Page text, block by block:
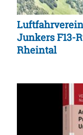
Junkers F13-
Rheintal